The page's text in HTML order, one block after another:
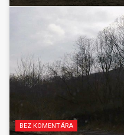
BEZ KOMENTÁRA